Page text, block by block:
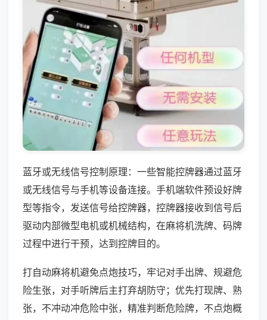
蓝牙或无线信号控制原理：一些智能控牌器通过蓝牙
或无线信号与手机等设备连接。手机端软件预设好牌
型等指令，发送信号给控牌器，控牌器接收到信号后
驱动内部微型电机或机械结构，在麻将机洗牌、码牌
过程中进行干预，达到控牌目的。
打自动麻将机避免点炮技巧，牢记对手出牌、规避危
险生张，对手听牌后主打弃胡防守；优先打现牌、熟
张，不冲动冲危险中张，精准判断危险牌，不点炮概